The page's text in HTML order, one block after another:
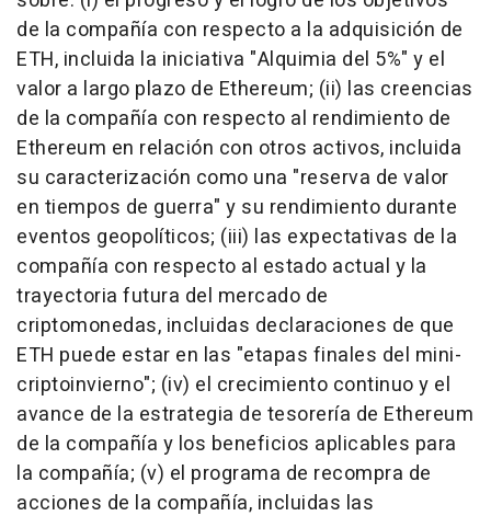
de la compañía con respecto a la adquisición de
ETH, incluida la iniciativa "Alquimia del 5%" y el
valor a largo plazo de Ethereum; (ii) las creencias
de la compañía con respecto al rendimiento de
Ethereum en relación con otros activos, incluida
su caracterización como una "reserva de valor
en tiempos de guerra" y su rendimiento durante
eventos geopolíticos; (iii) las expectativas de la
compañía con respecto al estado actual y la
trayectoria futura del mercado de
criptomonedas, incluidas declaraciones de que
ETH puede estar en las "etapas finales del mini-
criptoinvierno"; (iv) el crecimiento continuo y el
avance de la estrategia de tesorería de Ethereum
de la compañía y los beneficios aplicables para
la compañía; (v) el programa de recompra de
acciones de la compañía, incluidas las